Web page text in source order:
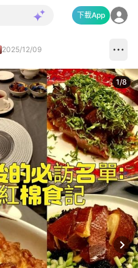
下載App
2025/12/09
1/8